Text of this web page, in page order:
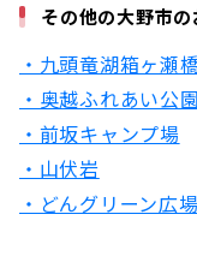
その他の大野市
・九頭竜湖箱ヶ瀬
・奥越ふれあい公園
・前坂キャンプ場
・山伏岩
・どんグリーン広場